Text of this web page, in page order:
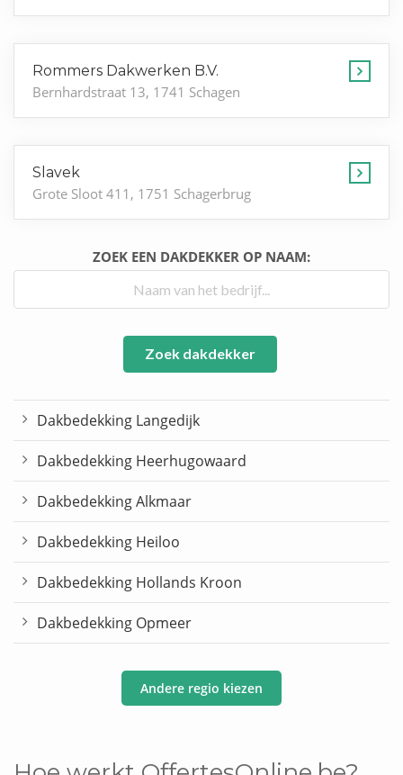
Rommers Dakwerken B.V.
Bernhardstraat 13, 1741 Schagen
Slavek
Grote Sloot 411, 1751 Schagerbrug
ZOEK EEN DAKDEKKER OP NAAM:
Zoek dakdekker
Dakbedekking Langedijk
Dakbedekking Heerhugowaard
Dakbedekking Alkmaar
Dakbedekking Heiloo
Dakbedekking Hollands Kroon
Dakbedekking Opmeer
Andere regio kiezen